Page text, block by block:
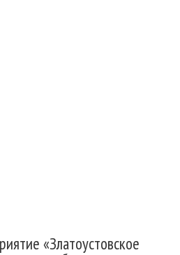
«Златоустовское